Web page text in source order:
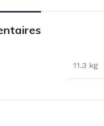
11.3 kg